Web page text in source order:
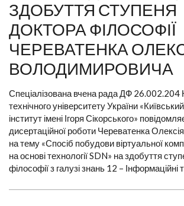
ЗДОБУТТЯ СТУПЕНЯ
ДОКТОРА ФІЛОСОФІЇ
ЧЕРЕВАТЕНКА
ВОЛОДИМИРОВИЧА
Спеціалізована вчена рада ДФ 26.002.204
технічного університету України
інститут імені Ігоря Сікорського»
дисертаційної роботи Череватенка
на тему «Спосіб побудови віртуальної
на основі технології SDN» на здобуття
філософії з галузі знань 12 – Інформаційні